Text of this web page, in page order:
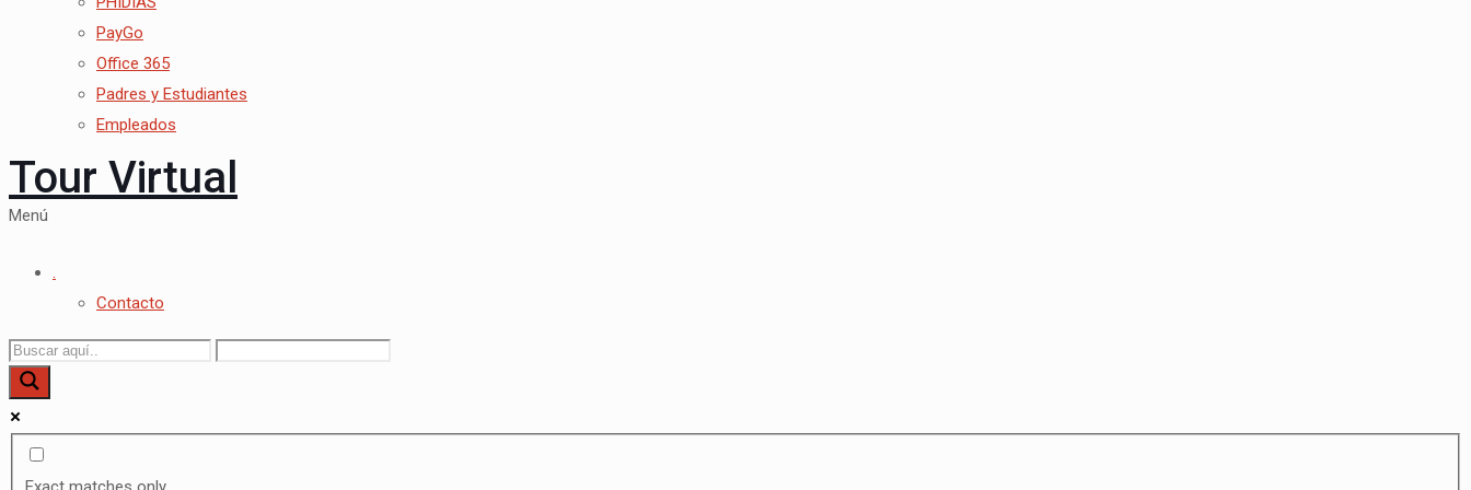
PayGo
Office 365
Padres y Estudiantes
Empleados
Tour Virtual
Menú
.
Contacto